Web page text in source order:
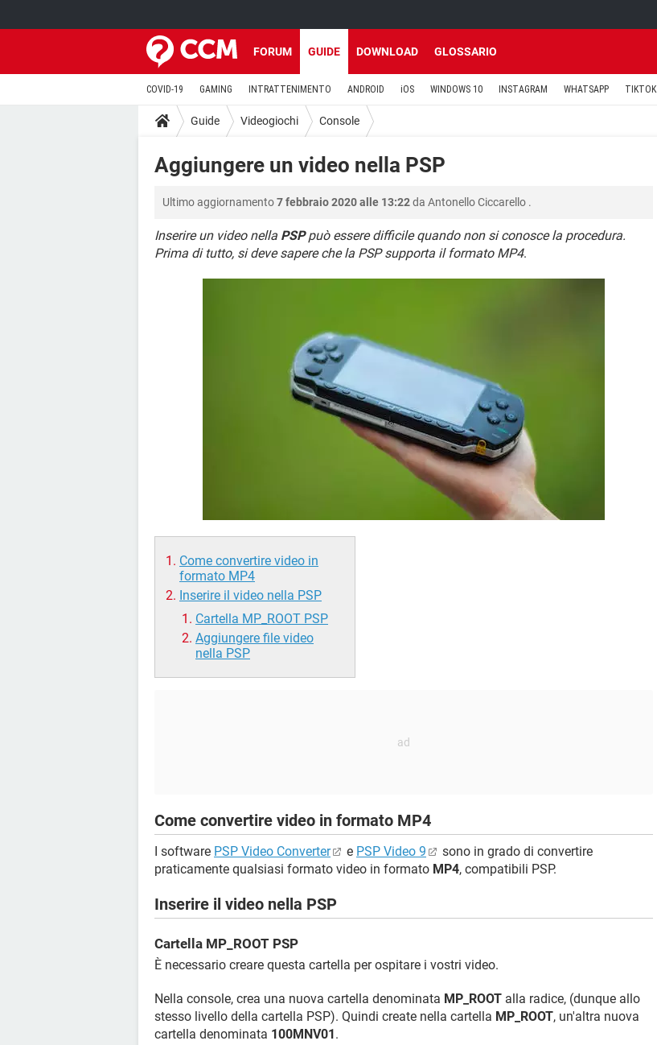
FORUM GUIDE DOWNLOAD GLOSSARIO
COVID-19 GAMING INTRATTENIMENTO ANDROID iOS WINDOWS 10 INSTAGRAM WHATSAPP TIKTOK
Guide Videogiochi Console
Aggiungere un video nella PSP
Ultimo aggiornamento7 febbraio 2020 alle 13:22da Antonello Ciccarello .
Inserire un video nella PSPpuò essere difficile quando non si conosce la procedura.
Prima di tutto, si deve sapere che la PSP supporta il formato MP4.
Come convertire video in
formato MP4
Inserire il video nella PSP
Cartella MP_ROOT PSP
Aggiungere file video
nella PSP
Come convertire video in formato MP4
I software PSP Video Converter e PSP Video 9
sono in grado di convertire
praticamente qualsiasi formato video in formato MP4, compatibili PSP.
Inserire il video nella PSP
Cartella MP_ROOT PSP
È necessario creare questa cartella per ospitare i vostri video.
Nella console, crea una nuova cartella denominata MP_ROOT alla radice, (dunque allo
stesso livello della cartella PSP). Quindi create nella cartella MP_ROOT, un'altra nuova
cartella denominata 100MNV01.